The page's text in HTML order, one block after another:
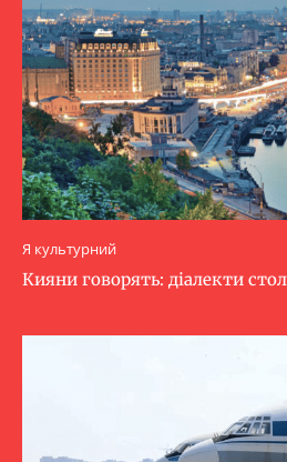
Я культурний
Кияни говорять: діалекти